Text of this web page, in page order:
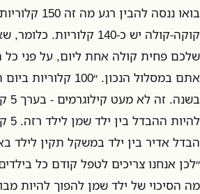
בואו ננסה להבין
קוקה-קולה יש כ-140
שלכם פחית קולה אחת ליום, על פני כל
הבדל אדיר בין ילד במשקל תקין לילד
״לכן אנחנו צריכים לטפל קודם כל
מה הסיכוי של ילד שמן להפוך להיות